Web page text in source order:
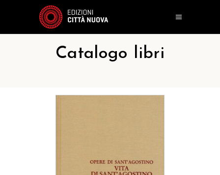
Catalogo libri